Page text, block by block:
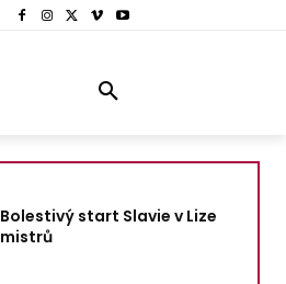
Bolestivý start Slavie v Lize
mistrů